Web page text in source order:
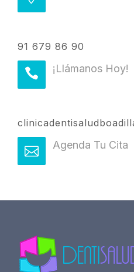
91 679 86 90
¡Llámanos Hoy!
Agenda Tu Cita